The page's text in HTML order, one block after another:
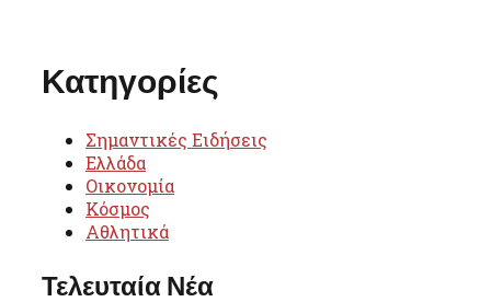
Κατηγορίες
Σημαντικές Ειδήσεις
Ελλάδα
Οικονομία
Κόσμος
Αθλητικά
Τελευταία Νέα